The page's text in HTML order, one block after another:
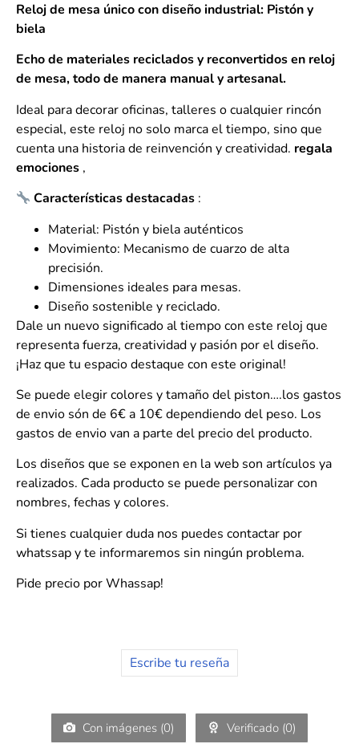
Reloj de mesa único con diseño industrial: Pistón y
biela
Echo de materiales reciclados y reconvertidos en reloj
de mesa, todo de manera manual y artesanal.
Ideal para decorar oficinas, talleres o cualquier rincón
especial, este reloj no solo marca el tiempo, sino que
cuenta una historia de reinvención y creatividad. regala
emociones ,
Características destacadas :
Material: Pistón y biela auténticos
Movimiento: Mecanismo de cuarzo de alta
precisión.
Dimensiones ideales para mesas.
Diseño sostenible y reciclado.
Dale un nuevo significado al tiempo con este reloj que
representa fuerza, creatividad y pasión por el diseño.
¡Haz que tu espacio destaque con este original!
Se puede elegir colores y tamaño del piston….los gastos
de envio són de 6€ a 10€ dependiendo del peso. Los
gastos de envio van a parte del precio del producto.
Los diseños que se exponen en la web son artículos ya
realizados. Cada producto se puede personalizar con
nombres, fechas y colores.
Si tienes cualquier duda nos puedes contactar por
whatssap y te informaremos sin ningún problema.
Pide precio por Whassap!
Escribe tu reseña
Con imágenes (0) Verificado (0)